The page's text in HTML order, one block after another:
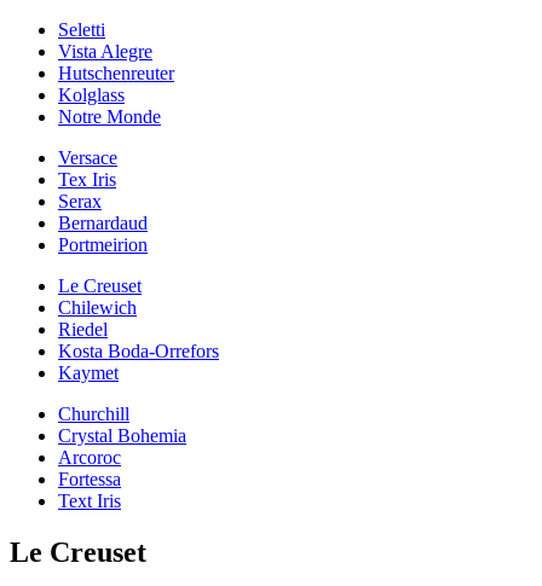
Seletti
Vista Alegre
Hutschenreuter
Kolglass
Notre Monde
Versace
Tex Iris
Serax
Bernardaud
Portmeirion
Le Creuset
Chilewich
Riedel
Kosta Boda-Orrefors
Kaymet
Churchill
Crystal Bohemia
Arcoroc
Fortessa
Text Iris
Le Creuset